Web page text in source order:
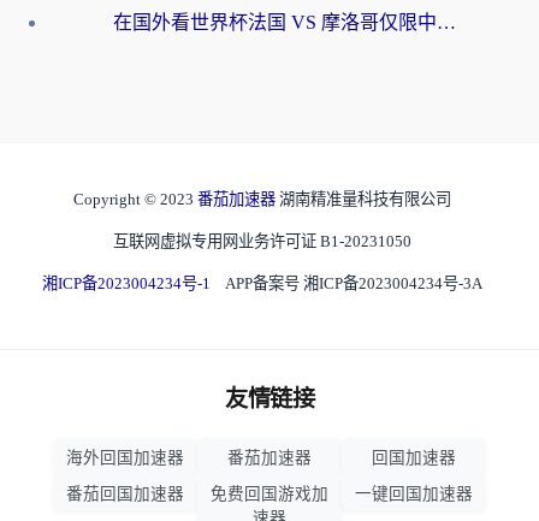
在国外看世界杯法国 VS 摩洛哥仅限中国大陆？海外党这样看中文解说赛事不卡顿
Copyright © 2023 番茄加速器 湖南精准量科技有限公司
互联网虚拟专用网业务许可证 B1-20231050
湘ICP备2023004234号-1 APP备案号 湘ICP备2023004234号-3A
友情链接
海外回国加速器 番茄加速器
回国加速器
番茄回国加速器
免费回国游戏加
一键回国加速器